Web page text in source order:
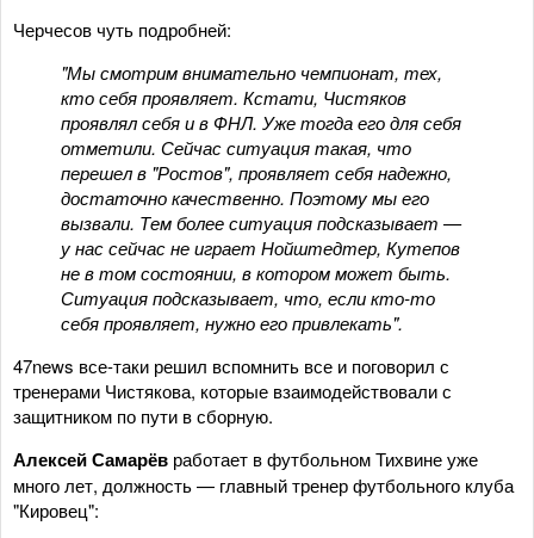
Черчесов чуть подробней:
"Мы смотрим внимательно чемпионат, тех,
кто себя проявляет. Кстати, Чистяков
проявлял себя и в ФНЛ. Уже тогда его для себя
отметили. Сейчас ситуация такая, что
перешел в "Ростов", проявляет себя надежно,
достаточно качественно. Поэтому мы его
вызвали. Тем более ситуация подсказывает —
у нас сейчас не играет Нойштедтер, Кутепов
не в том состоянии, в котором может быть.
Ситуация подсказывает, что, если кто-то
себя проявляет, нужно его привлекать".
47news все-таки решил вспомнить все и поговорил с
тренерами Чистякова, которые взаимодействовали с
защитником по пути в сборную.
Алексей Самарёв работает в футбольном Тихвине уже
много лет, должность — главный тренер футбольного клуба
"Кировец":